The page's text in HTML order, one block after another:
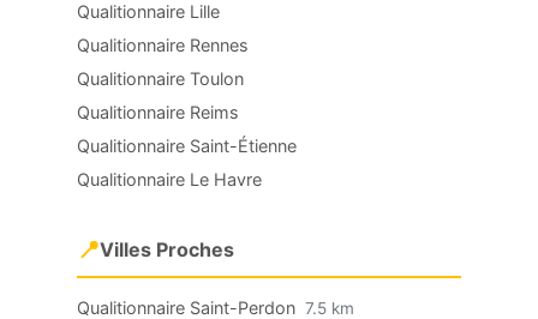
Qualitionnaire Lille
Qualitionnaire Rennes
Qualitionnaire Toulon
Qualitionnaire Reims
Qualitionnaire Saint-Étienne
Qualitionnaire Le Havre
📍Villes Proches
Qualitionnaire Saint-Perdon 7.5 km